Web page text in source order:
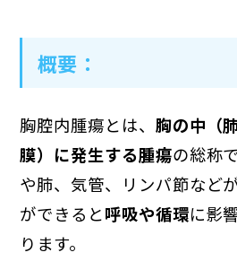
概要 ：
胸腔内腫瘍とは、 胸の中（
膜）に発生する腫瘍の総称
や肺、気管、リンパ節など
ができると呼吸や循環に影
ります。